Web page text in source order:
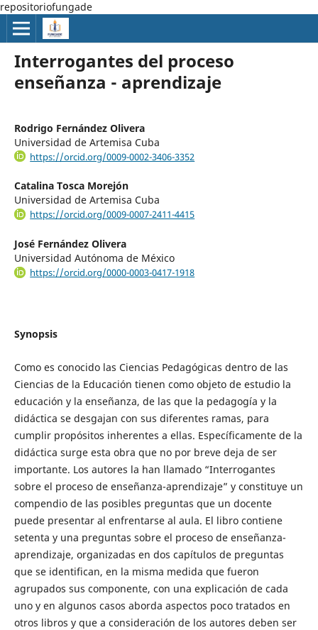
repositoriofungade
Interrogantes del proceso
enseñanza - aprendizaje
Rodrigo Fernández Olivera
Universidad de Artemisa Cuba
https://orcid.org/0009-0002-3406-3352
Catalina Tosca Morejón
Universidad de Artemisa Cuba
https://orcid.org/0009-0007-2411-4415
José Fernández Olivera
Universidad Autónoma de México
https://orcid.org/0000-0003-0417-1918
Synopsis
Como es conocido las Ciencias Pedagógicas dentro de las
Ciencias de la Educación tienen como objeto de estudio la
educación y la enseñanza, de las que la pedagogía y la
didáctica se desgajan con sus diferentes ramas, para
cumplir propósitos inherentes a ellas. Específicamente de la
didáctica surge esta obra que no por breve deja de ser
importante. Los autores la han llamado “Interrogantes
sobre el proceso de enseñanza-aprendizaje” y constituye un
compendio de las posibles preguntas que un docente
puede presentar al enfrentarse al aula. El libro contiene
setenta y una preguntas sobre el proceso de enseñanza-
aprendizaje, organizadas en dos capítulos de preguntas
que se identifican, en la misma medida que fueron
agrupados sus componente, con una explicación de cada
uno y en algunos casos aborda aspectos poco tratados en
otros libros y que a consideración de los autores deben ser